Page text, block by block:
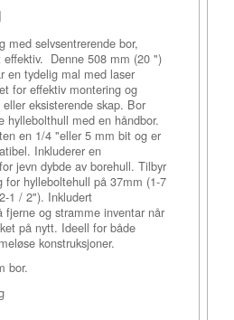
med selvsentrerende bor,
Denne 508 mm (20 ")
en tydelig mal med laser
for effektiv montering og
eksisterende skap. Bor
hyllebolthull med en håndbor.
en 1/4 "eller 5 mm bit og er
Inkluderer en
jevn dybde av borehull. Tilbyr
for hylleboltehull på 37mm (1-7
1 / 2"). Inkludert
fjerne og stramme inventar når
på nytt. Ideell for både
konstruksjoner.
bor.